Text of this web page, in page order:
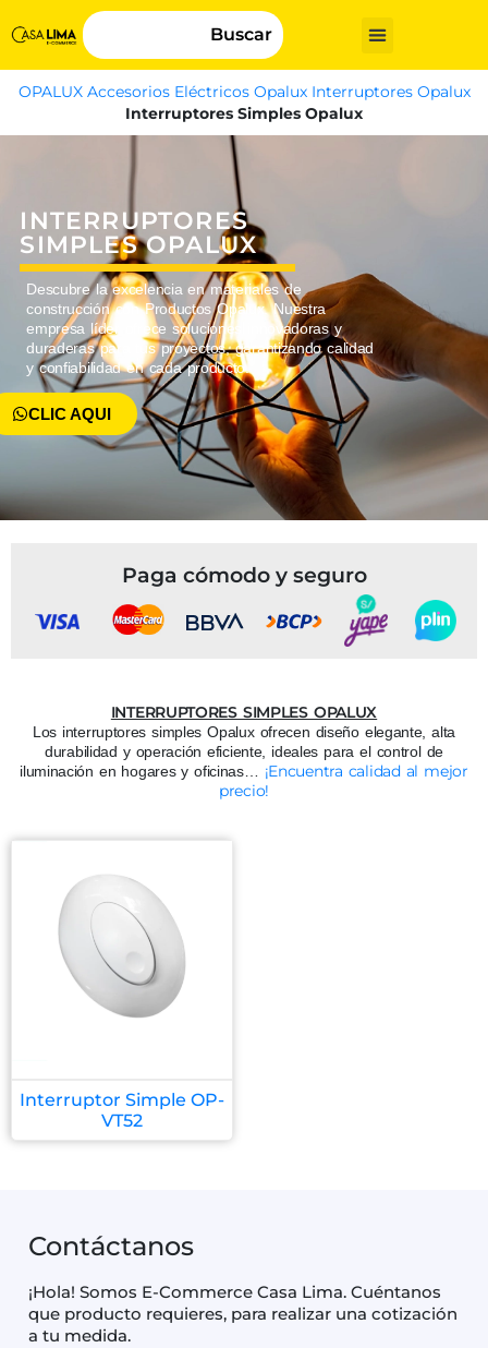
Buscar
OPALUX Accesorios Eléctricos Opalux Interruptores Opalux
Interruptores Simples Opalux
INTERRUPTORES
SIMPLES OPALUX
Descubre la excelencia en materiales de
construcción con Productos Opalux. Nuestra
empresa líder ofrece soluciones innovadoras y
duraderas para tus proyectos, garantizando calidad
y confiabilidad en cada producto.
CLIC AQUI
Paga cómodo y seguro
INTERRUPTORES SIMPLES OPALUX
Los interruptores simples Opalux ofrecen diseño elegante, alta
durabilidad y operación eficiente, ideales para el control de
iluminación en hogares y oficinas… ¡Encuentra calidad al mejor
precio!
Interruptor Simple OP-
VT52
Contáctanos
¡Hola! Somos E-Commerce Casa Lima. Cuéntanos
que producto requieres, para realizar una cotización
a tu medida.